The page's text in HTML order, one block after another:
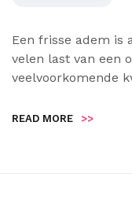
Een frisse adem is
velen last van een
veelvoorkomende
READ MORE >>